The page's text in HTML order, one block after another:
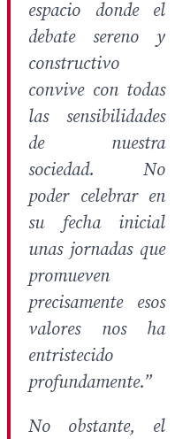
espacio donde el
debate sereno y
constructivo
convive con todas
las sensibilidades
de nuestra
sociedad. No
poder celebrar en
su fecha inicial
unas jornadas que
promueven
precisamente esos
valores nos ha
entristecido
profundamente.”
No obstante, el